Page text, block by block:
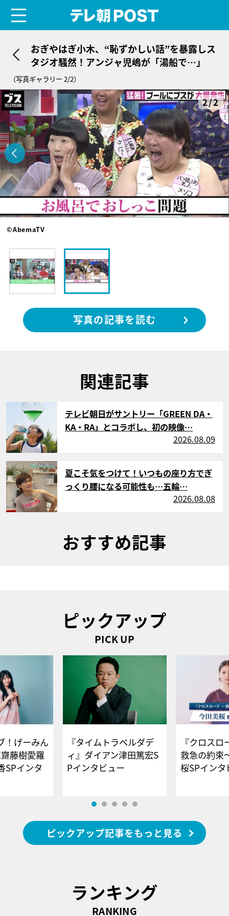
おぎやはぎ小木、“恥ずかしい話”を暴露しス
タジオ騒然！アンジャ児嶋が「湯船で…」
（写真ギャラリー 2/2）
2/2
©AbemaTV
写真の記事を読む
関連記事
テレビ朝日がサントリー「GREEN DA・
KA・RA」とコラボし、初の映像…
2026.08.09
サムネイル
夏こそ気をつけて！いつもの座り方でぎ
っくり腰になる可能性も…五輪…
2026.08.08
おすすめ記事
ピックアップ
PICK UP
！げーみん
藤樹愛羅
SPインタ
『タイムトラベルダデ
ィ』ダイアン津田篤宏S
Pインタビュー
『クロス
救急の約束
桜SPイ
ピックアップ記事をもっと見る
ランキング
RANKING